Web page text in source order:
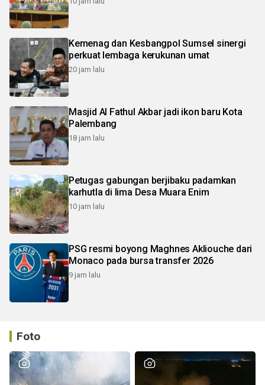
Kemenag dan Kesbangpol Sumsel sinergi
perkuat lembaga kerukunan umat
20 jam lalu
Masjid Al Fathul Akbar jadi ikon baru Kota
Palembang
18 jam lalu
Petugas gabungan berjibaku padamkan
karhutla di lima Desa Muara Enim
10 jam lalu
PSG resmi boyong Maghnes Akliouche dari
Monaco pada bursa transfer 2026
9 jam lalu
Foto